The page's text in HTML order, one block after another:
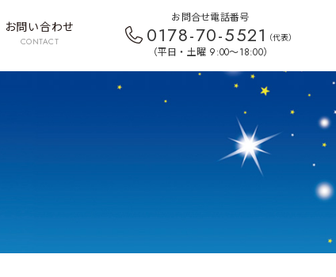
お問い合わせ
CONTACT
お問合せ電話番号
0178-70-5521 （代表）
（平日・土曜 9:00〜18:00）